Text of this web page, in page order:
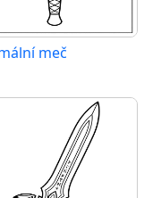
meč